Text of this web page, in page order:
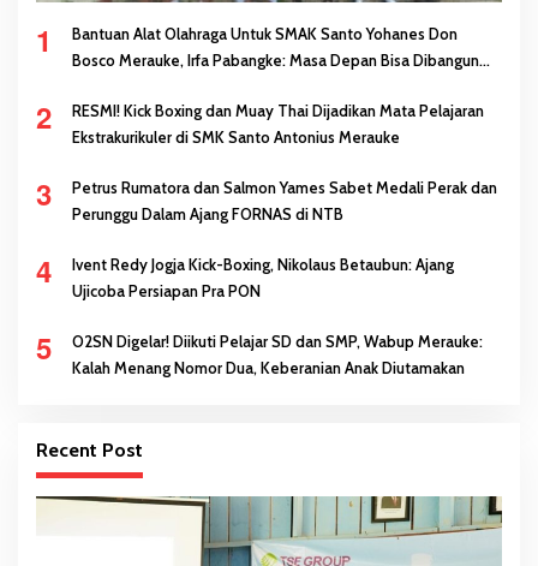
1
Bantuan Alat Olahraga Untuk SMAK Santo Yohanes Don
Bosco Merauke, Irfa Pabangke: Masa Depan Bisa Dibangun
2
RESMI! Kick Boxing dan Muay Thai Dijadikan Mata Pelajaran
Ekstrakurikuler di SMK Santo Antonius Merauke
3
Petrus Rumatora dan Salmon Yames Sabet Medali Perak dan
Perunggu Dalam Ajang FORNAS di NTB
4
Ivent Redy Jogja Kick-Boxing, Nikolaus Betaubun: Ajang
Ujicoba Persiapan Pra PON
5
O2SN Digelar! Diikuti Pelajar SD dan SMP, Wabup Merauke:
Kalah Menang Nomor Dua, Keberanian Anak Diutamakan
Recent Post